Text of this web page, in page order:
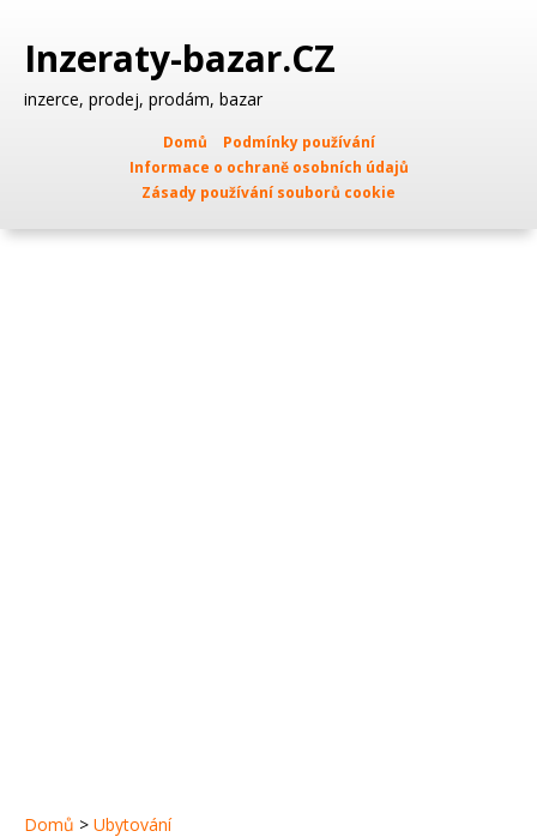
Inzeraty-bazar.CZ
inzerce, prodej, prodám, bazar
Domů
Podmínky používání
Informace o ochraně osobních údajů
Zásady používání souborů cookie
Domů > Ubytování